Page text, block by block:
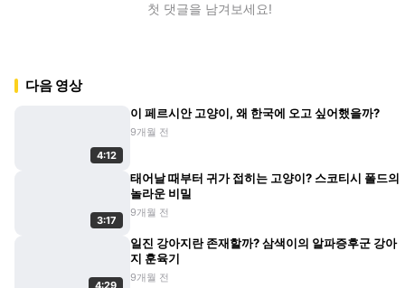
첫 댓글을 남겨보세요!
다음 영상
4:12
이 페르시안 고양이, 왜 한국에 오고 싶어했을까?
9개월 전
3:17
태어날 때부터 귀가 접히는 고양이? 스코티시 폴드의
놀라운 비밀
9개월 전
일진 강아지란 존재할까? 삼색이의 알파증후군 강아
지 훈육기
9개월 전